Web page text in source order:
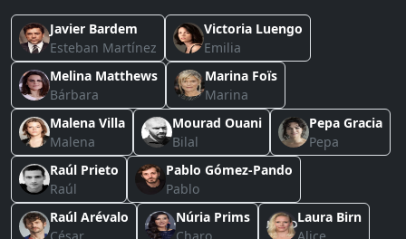
Javier Bardem
Esteban Martínez
Victoria Luengo
Emilia
Melina Matthews
Bárbara
Marina Foïs
Marina
Malena Villa
Malena
Mourad Ouani
Bilal
Pepa Gracia
Pepa
Raúl Prieto
Raúl
Pablo Gómez-Pando
Pablo
Raúl Arévalo
Núria Prims
Laura Birn